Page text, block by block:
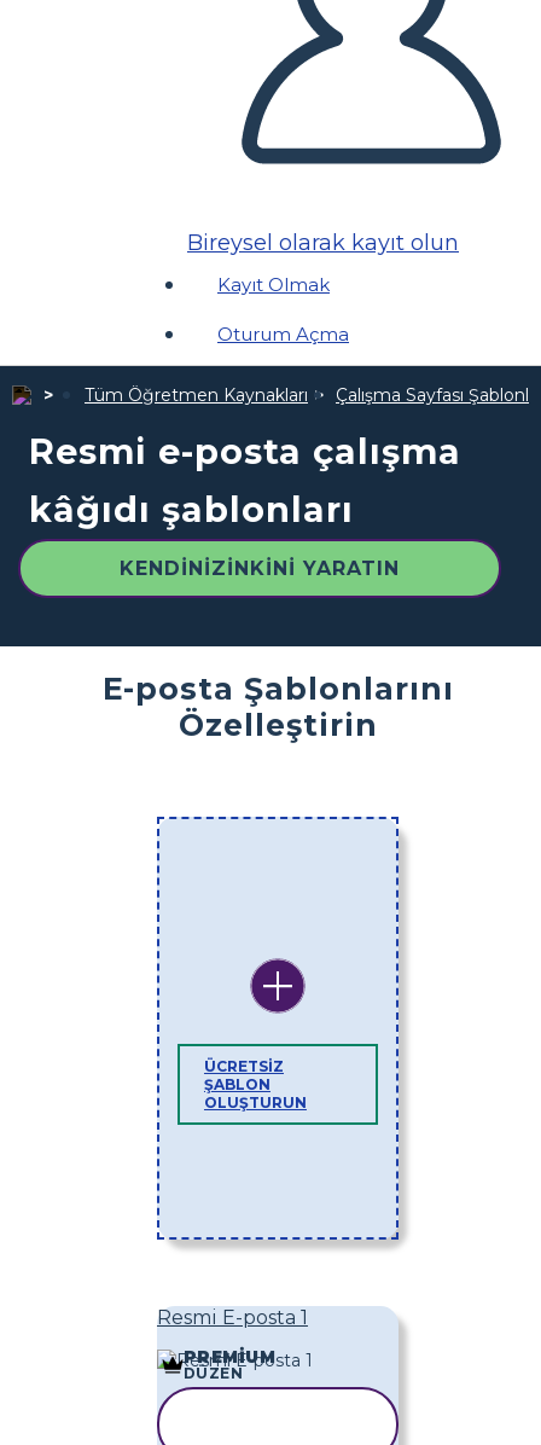
Bireysel olarak kayıt olun
Kayıt Olmak
Oturum Açma
Tüm Öğretmen Kaynakları Çalışma Sayfası
Resmi e-posta çalışma
kâğıdı şablonları
KENDINIZINKINI YARATIN
E-posta Şablonlarını
Özelleştirin
ÜCRETSIZ
ŞABLON
OLUŞTURUN
Resmi E-posta 1
PREMIUM
DÜZEN